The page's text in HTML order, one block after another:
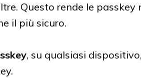
Questo rende le
il più sicuro.
, su qualsiasi